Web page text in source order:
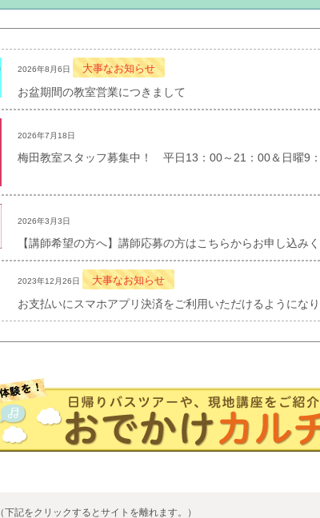
2026年8月6日 大事なお知らせ
お盆期間の教室営業につきまして
2026年7月18日
梅田教室スタッフ募集中！ 平日13：00～21：00＆日曜9
2026年3月3日
【講師希望の方へ】講師応募の方はこちらからお申し込み
2023年12月26日 大事なお知らせ
お支払いにスマホアプリ決済をご利用いただけるようにな
（下記をクリックするとサイトを離れます。）